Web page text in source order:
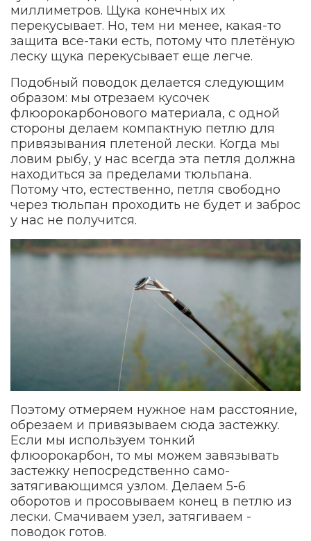
миллиметров. Щука конечных их
перекусывает. Но, тем ни менее, какая-то
защита все-таки есть, потому что плетёную
леску щука перекусывает еще легче.
Подобный поводок делается следующим
образом: мы отрезаем кусочек
флюорокарбонового материала, с одной
стороны делаем компактную петлю для
привязывания плетеной лески. Когда мы
ловим рыбу, у нас всегда эта петля должна
находиться за пределами тюльпана.
Потому что, естественно, петля свободно
через тюльпан проходить не будет и заброс
у нас не получится.
Поэтому отмеряем нужное нам расстояние,
обрезаем и привязываем сюда застежку.
Если мы используем тонкий
флюорокарбон, то мы можем завязывать
застежку непосредственно само-
затягивающимся узлом. Делаем 5-6
оборотов и просовываем конец в петлю из
лески. Смачиваем узел, затягиваем -
поводок готов.